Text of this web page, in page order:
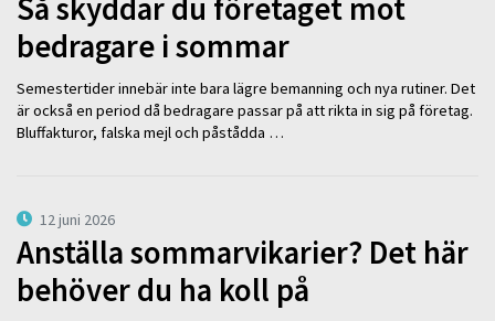
Så skyddar du företaget mot
bedragare i sommar
Semestertider innebär inte bara lägre bemanning och nya rutiner. Det
är också en period då bedragare passar på att rikta in sig på företag.
Bluffakturor, falska mejl och påstådda …
12 juni 2026
Anställa sommarvikarier? Det här
behöver du ha koll på